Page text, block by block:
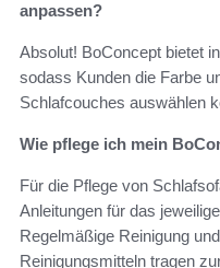
anpassen?
Absolut! BoConcept bietet
sodass Kunden die Farbe
Schlafcouches auswählen
Wie pflege ich mein
Für die Pflege von
Anleitungen für das
Regelmäßige Reinigung
Reinigungsmitteln tragen